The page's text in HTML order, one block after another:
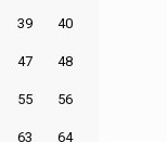
39 40
47 48
55 56
63 64